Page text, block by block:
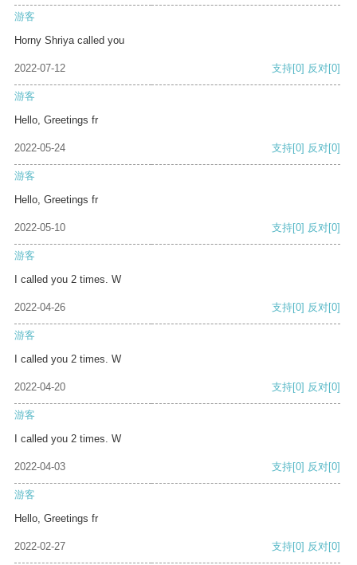
游客
Horny Shriya called you
2022-07-12 支持[0] 反对[0]
游客
Hello, Greetings fr
2022-05-24 支持[0] 反对[0]
游客
Hello, Greetings fr
2022-05-10 支持[0] 反对[0]
游客
I called you 2 times. W
2022-04-26 支持[0] 反对[0]
游客
I called you 2 times. W
2022-04-20 支持[0] 反对[0]
游客
I called you 2 times. W
2022-04-03 支持[0] 反对[0]
游客
Hello, Greetings fr
2022-02-27 支持[0] 反对[0]